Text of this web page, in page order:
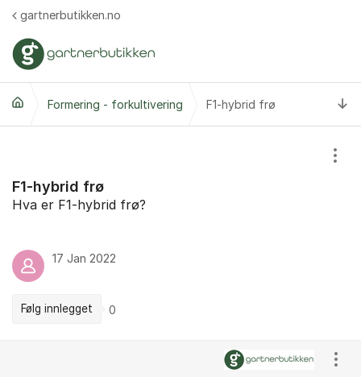
Gå til innhold
gartnerbutikken.no
Formering - forkultivering F1-hybrid frø
F1-hybrid frø
Vis/
Hva er F1-hybrid frø?
17 Jan 2022
Følg innlegget 0
Vis/